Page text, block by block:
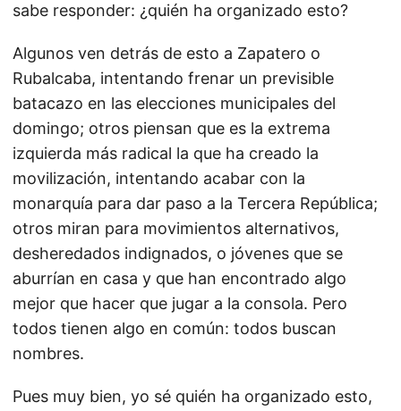
sabe responder: ¿quién ha organizado esto?
Algunos ven detrás de esto a Zapatero o
Rubalcaba, intentando frenar un previsible
batacazo en las elecciones municipales del
domingo; otros piensan que es la extrema
izquierda más radical la que ha creado la
movilización, intentando acabar con la
monarquía para dar paso a la Tercera República;
otros miran para movimientos alternativos,
desheredados indignados, o jóvenes que se
aburrían en casa y que han encontrado algo
mejor que hacer que jugar a la consola. Pero
todos tienen algo en común: todos buscan
nombres.
Pues muy bien, yo sé quién ha organizado esto,